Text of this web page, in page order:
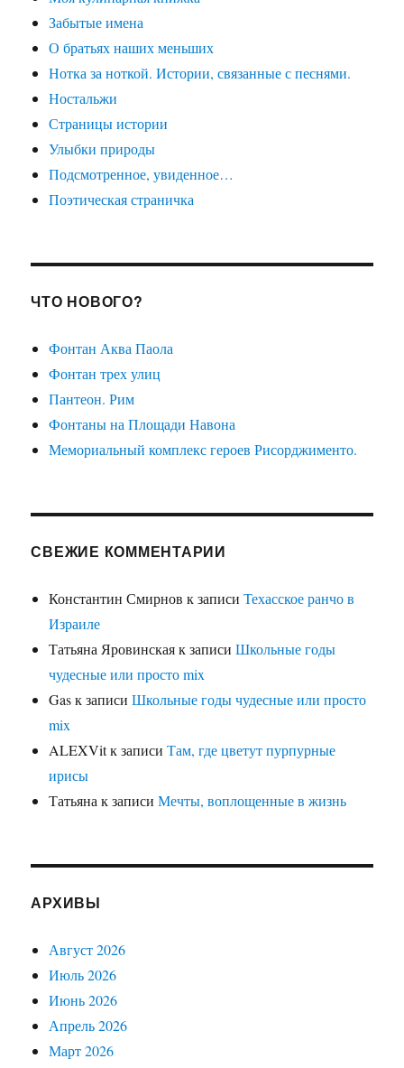
Забытые имена
О братьях наших меньших
Нотка за ноткой. Истории, связанные с песнями.
Ностальжи
Страницы истории
Улыбки природы
Подсмотренное, увиденное…
Поэтическая страничка
ЧТО НОВОГО?
Фонтан Аква Паола
Фонтан трех улиц
Пантеон. Рим
Фонтаны на Площади Навона
Мемориальный комплекс героев Рисорджименто.
СВЕЖИЕ КОММЕНТАРИИ
Константин Смирнов к записиТехасское ранчо в
Израиле
Татьяна Яровинскаяк записиШкольные годы
чудесные или просто mix
Gasк записиШкольные годы чудесные или просто
mix
ALEXVitк записиТам, где цветут пурпурные
ирисы
Татьяна к записиМечты, воплощенные в жизнь
АРХИВЫ
Август 2026
Июль 2026
Июнь 2026
Апрель 2026
Март 2026